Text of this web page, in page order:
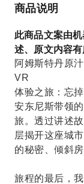
在二战期间
商品说明
此商品文案由
述、原文内容有
阿姆斯特丹原
VR
体验之旅：忘
安东尼斯带领
旅。透过讲述
层揭开这座城
的秘密、倾斜
旅程的最后，